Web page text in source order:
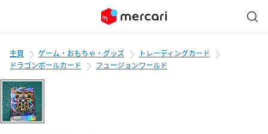
主頁 ゲーム・おもちゃ・グッズ
トレーディングカード
ドラゴンボールカード
フュージョンワールド